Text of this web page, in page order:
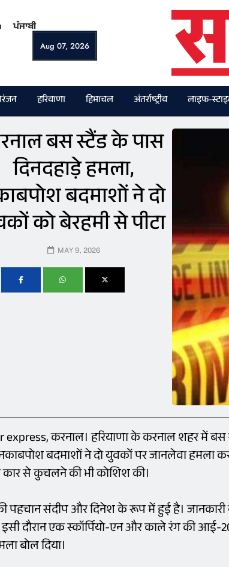
ਪੰਜਾਬੀ
Aug 07, 2026
हरियाणा हिमाचल अंतर्राष्ट्रीय लाइफ-
बस स्टैंड के पास
दिनदहाड़े हमला,
बदमाशों ने दो
को बेरहमी से पीटा
MAY 9, 2026
express, करनाल। हरियाणा के करनाल शहर में
बदमाशों ने दो युवकों पर जानलेवा हमला
कार से कुचलने की भी कोशिश की।
पहचान संदीप और दिनेश के रूप में हुई है।
दौरान एक स्कॉर्पियो-एन और काले रंग की
बोल दिया।